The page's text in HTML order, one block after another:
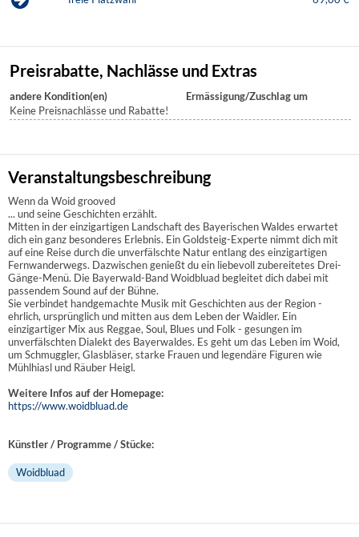
Preisrabatte, Nachlässe und Extras
andere Kondition(en)
Ermässigung/Zuschlag um
Keine Preisnachlässe und Rabatte!
Veranstaltungsbeschreibung
Wenn da Woid grooved
... und seine Geschichten erzählt.
Mitten in der einzigartigen Landschaft des Bayerischen Waldes erwartet
dich ein ganz besonderes Erlebnis. Ein Goldsteig-Experte nimmt dich mit
auf eine Reise durch die unverfälschte Natur entlang des einzigartigen
Fernwanderwegs. Dazwischen genießt du ein liebevoll zubereitetes Drei-
Gänge-Menü. Die Bayerwald-Band Woidbluad begleitet dich dabei mit
passendem Sound auf der Bühne.
Sie verbindet handgemachte Musik mit Geschichten aus der Region -
ehrlich, ursprünglich und mitten aus dem Leben der Waidler. Ein
einzigartiger Mix aus Reggae, Soul, Blues und Folk - gesungen im
unverfälschten Dialekt des Bayerwaldes. Es geht um das Leben im Woid,
um Schmuggler, Glasbläser, starke Frauen und legendäre Figuren wie
Mühlhiasl und Räuber Heigl.
Weitere Infos auf der Homepage:
https://www.woidbluad.de
Künstler / Programme / Stücke:
Woidbluad